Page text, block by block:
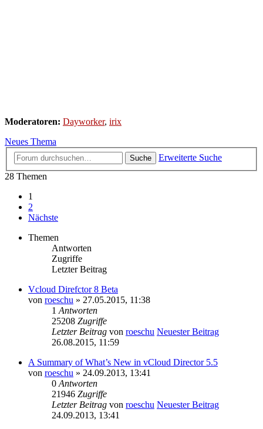
Moderatoren: Dayworker, irix
Neues Thema
Suche
Erweiterte Suche
28 Themen
1
2
Nächste
Themen
Antworten
Zugriffe
Letzter Beitrag
Vcloud Direfctor 8 Beta
von roeschu » 27.05.2015, 11:38
1 Antworten
25208 Zugriffe
Letzter Beitrag von roeschu Neuester Beitrag
26.08.2015, 11:59
A Summary of What’s New in vCloud Director 5.5
von roeschu » 24.09.2013, 13:41
0 Antworten
21946 Zugriffe
Letzter Beitrag von roeschu Neuester Beitrag
24.09.2013, 13:41